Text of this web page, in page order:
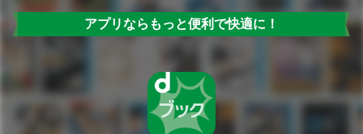
アプリならもっと便利で快適に！